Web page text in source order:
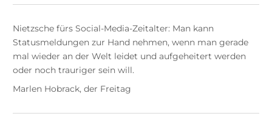
Nietzsche fürs Social-Media-Zeitalter: Man kann
Statusmeldungen zur Hand nehmen, wenn man gerade
mal wieder an der Welt leidet und aufgeheitert werden
oder noch trauriger sein will.
Marlen Hobrack, der Freitag